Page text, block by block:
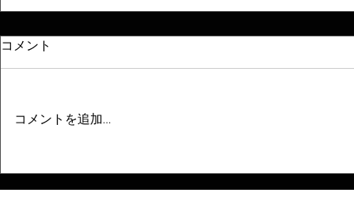
コメント
コメントを追加…